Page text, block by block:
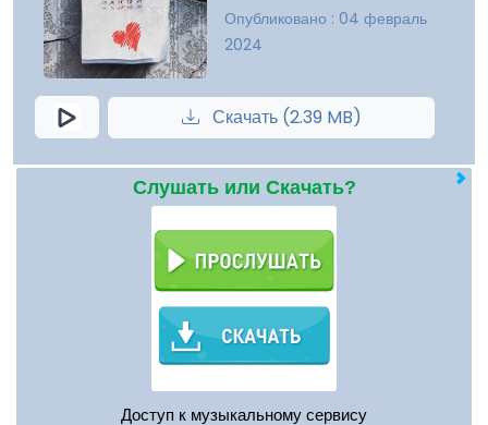
Опубликовано : 04 февраль
2024
Скачать (2.39 MB)
Слушать или Скачать?
Доступ к музыкальному сервису